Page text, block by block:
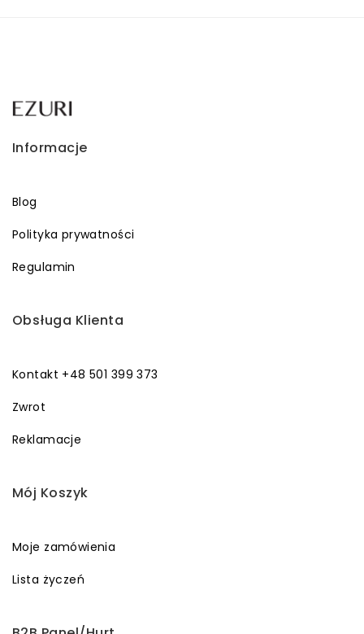
Informacje
Blog
Polityka prywatności
Regulamin
Obsługa Klienta
Kontakt +48 501 399 373
Zwrot
Reklamacje
Mój Koszyk
Moje zamówienia
Lista życzeń